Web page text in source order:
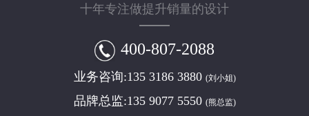
十年专注做提升销量的设计
400-807-2088
业务咨询:135 3186 3880 (刘小姐)
品牌总监:135 9077 5550 (熊总监)